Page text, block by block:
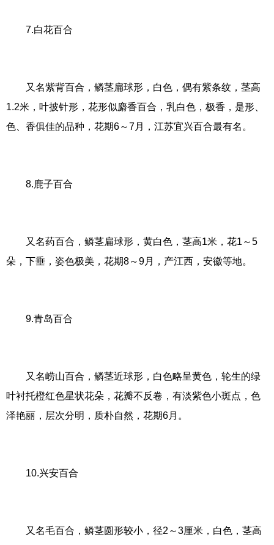
7.白花百合
又名紫背百合，鳞茎扁球形，白色，偶有紫条纹，茎高
1.2米，叶披针形，花形似麝香百合，乳白色，极香，是形、
色、香俱佳的品种，花期6～7月，江苏宜兴百合最有名。
8.鹿子百合
又名药百合，鳞茎扁球形，黄白色，茎高1米，花1～5
朵，下垂，姿色极美，花期8～9月，产江西，安徽等地。
9.青岛百合
又名崂山百合，鳞茎近球形，白色略呈黄色，轮生的绿
叶衬托橙红色星状花朵，花瓣不反卷，有淡紫色小斑点，色
泽艳丽，层次分明，质朴自然，花期6月。
10.兴安百合
又名毛百合，鳞茎圆形较小，径2～3厘米，白色，茎高